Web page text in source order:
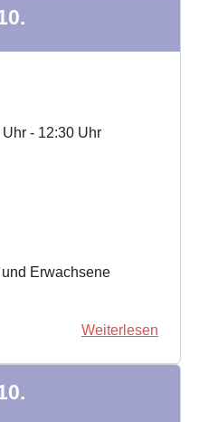
- 12:30 Uhr
Erwachsene
Weiterlesen